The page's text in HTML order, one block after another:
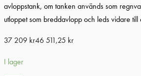
avloppstank, om tanken används som
utloppet som breddavlopp och leds vidare till
37 209 kr46 511,25 kr
I lager